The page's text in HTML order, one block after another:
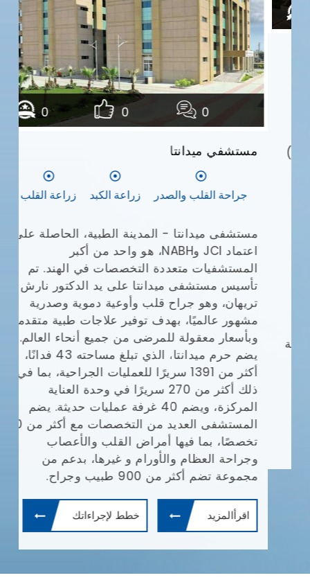
0
مستشفي ميدانتا
جراحة القلب والصدر زراعة الكبد زراعة القلب
مستشفى ميدانتا - المدينة الطبية، الحاصلة على
اعتماد JCI وNABH، هو واحد من أكبر
المستشفيات متعددة التخصصات في الهند. تم
تأسيس مستشفى ميدانتا على يد الدكتور نارش
تريهان، وهو جراح قلب وأوعية دموية وصدرية
مشهور عالميًا، بهدف توفير علاجات طبية متقدمة
وبأسعار معقولة للمرضى من جميع أنحاء العالم.
يضم حرم ميدانتا، الذي تبلغ مساحته 43 فدانًا،
أكثر من 1391 سريرًا للعمليات الجراحية، بما في
ذلك أكثر من 270 سريرًا في وحدة العناية
المركزة، ويضم 40 غرفة عمليات حديثة. يضم
المستشفى العديد من التخصصات مع أكثر من 30
تخصصًا، بما فيها أمراض القلب والأعصاب
وجراحة العظام والأورام و غيرها، بدعم من
مجموعة تضم أكثر من 900 طبيب وجراح.
اقرأالمزيد خطط لإجراءاتك